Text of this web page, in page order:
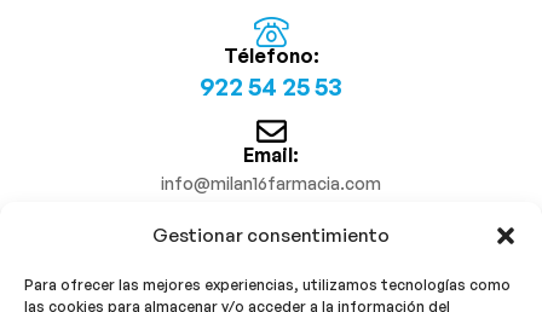
Gestionar consentimiento
Para ofrecer las mejores experiencias, utilizamos tecnologías como
las cookies para almacenar y/o acceder a la información del
Télefono:
922 54 25 53
Email:
info@milan16farmacia.com
¡Síguenos!